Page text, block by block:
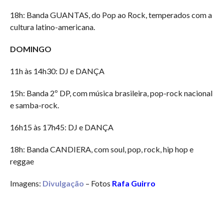
18h: Banda GUANTAS, do Pop ao Rock, temperados com a
cultura latino-americana.
DOMINGO
11h às 14h30: DJ e DANÇA
15h: Banda 2º DP, com música brasileira, pop-rock nacional
e samba-rock.
16h15 às 17h45: DJ e DANÇA
18h: Banda CANDIERA, com soul, pop, rock, hip hop e
reggae
Imagens: Divulgação – Fotos Rafa Guirro